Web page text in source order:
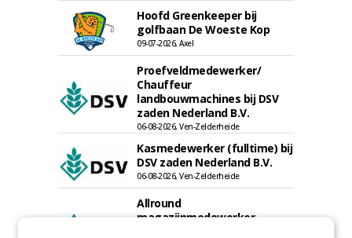
Hoofd Greenkeeper bij
golfbaan De Woeste Kop
09-07-2026, Axel
Proefveldmedewerker/
Chauffeur
landbouwmachines bij DSV
zaden Nederland B.V.
06-08-2026, Ven-Zelderheide
Kasmedewerker (fulltime) bij
DSV zaden Nederland B.V.
06-08-2026, Ven-Zelderheide
Allround
magazijnmedewerker